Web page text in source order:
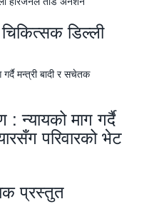
डिल्ली
न्यायको माग गर्दै
परिवारको भेट
प्रस्तुत